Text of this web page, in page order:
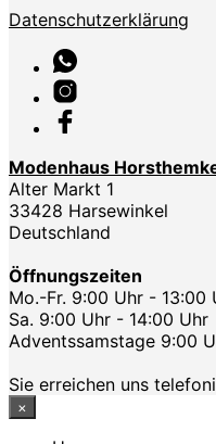
Datenschutzerklärung
Modenhaus
Alter Markt 1
33428 Harsewinkel
Deutschland
Öffnungszeiten
Mo.-Fr. 9:00 Uhr - 13:00
Sa. 9:00 Uhr - 14:00 Uhr
Adventssamstage 9:00
Sie erreichen uns
×